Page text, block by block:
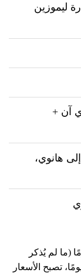
ليموزين
آن +
هانوي،
الأسعار صالحة لمدة 30 يومًا (ما لم يُذكر
ذلك) من تاريخ تقديم العرض. بعد 30 يومًا، تصبح الأسعار